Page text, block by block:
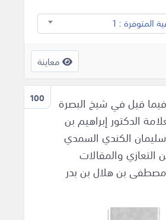
المتوفرة : 1
معاينة
100
فيما قيل في شيخ البصرة
الدكتور إبراهيم بن
الكندي السمدي
التعازي والمقالات
بن هلال بن بدر